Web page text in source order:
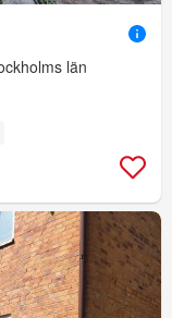
län